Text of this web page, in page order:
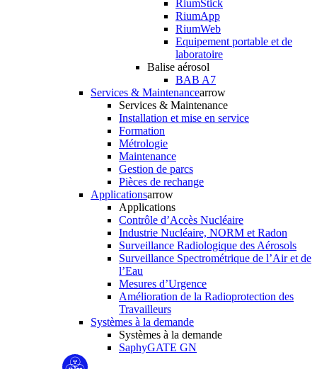
RiumStick
RiumApp
RiumWeb
Equipement portable et de
laboratoire
Balise aérosol
BAB A7
Services & Maintenancearrow
Services & Maintenance
Installation et mise en service
Formation
Métrologie
Maintenance
Gestion de parcs
Pièces de rechange
Applicationsarrow
Applications
Contrôle d’Accès Nucléaire
Industrie Nucléaire, NORM et Radon
Surveillance Radiologique des Aérosols
Surveillance Spectrométrique de l’Air et de
l’Eau
Mesures d’Urgence
Amélioration de la Radioprotection des
Travailleurs
Systèmes à la demande
Systèmes à la demande
SaphyGATE GN